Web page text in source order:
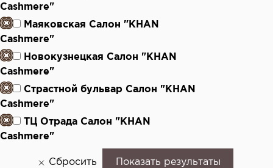
Cashmere"
Маяковская Салон "KHAN
Cashmere"
Новокузнецкая Салон "KHAN
Cashmere"
Страстной бульвар Салон "KHAN
Cashmere"
ТЦ Отрада Салон "KHAN
Cashmere"
Сбросить Показать результаты